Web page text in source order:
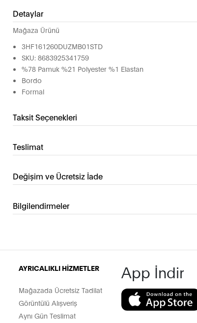
Detaylar
Mağaza Ürünü
3HF161260DUZMB01STD
SKU: 8683925341759
%78 Pamuk %21 Polyester %1 Elastan
Bordo
Formal
Taksit Seçenekleri
Teslimat
Değişim ve Ücretsiz İade
Bilgilendirmeler
AYRICALIKLI HİZMETLER
Mağazada Ücretsiz Tadilat
Görüntülü Alışveriş
Aynı Gün Teslimat
App İndir